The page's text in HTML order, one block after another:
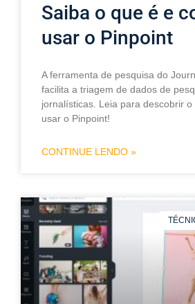
Saiba o que é e
usar o Pinpoint
A ferramenta de pesquisa do
facilita a triagem de dados de
jornalísticas. Leia para descobrir
usar o Pinpoint!
CONTINUE LENDO »